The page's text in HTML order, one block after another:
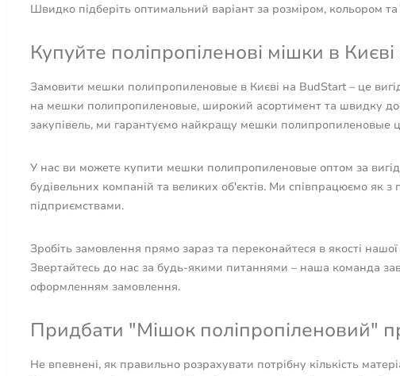
Швидко підберіть оптимальний варіант за розміром, кольором
Купуйте поліпропіленові мішки в
Замовити мешки полипропиленовые в Києві на BudStart – це
на мешки полипропиленовые, широкий асортимент та швидку
закупівель, ми гарантуємо найкращу мешки полипропиленовые
У нас ви можете купити мешки полипропиленовые оптом за
будівельних компаній та великих об'єктів. Ми співпрацюємо як з
підприємствами.
Зробіть замовлення прямо зараз та переконайтеся в якості нашої
Звертайтесь до нас за будь-якими питаннями – наша команда
оформленням замовлення.
Придбати "Мішок поліпропіленовий"
Не впевнені, як правильно розрахувати потрібну кількість